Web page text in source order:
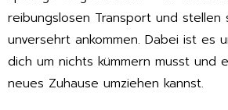
reibungslosen Transport und stellen
unversehrt ankommen. Dabei ist es
dich um nichts kümmern musst und
neues Zuhause umziehen kannst.